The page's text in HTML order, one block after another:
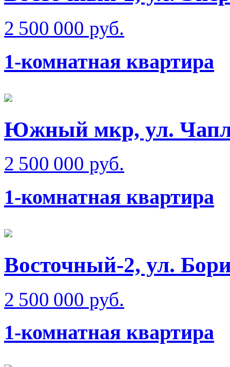
2 500 000 руб.
1-комнатная квартира
Южный мкр, ул.
2 500 000 руб.
1-комнатная квартира
Восточный-2, ул.
2 500 000 руб.
1-комнатная квартира